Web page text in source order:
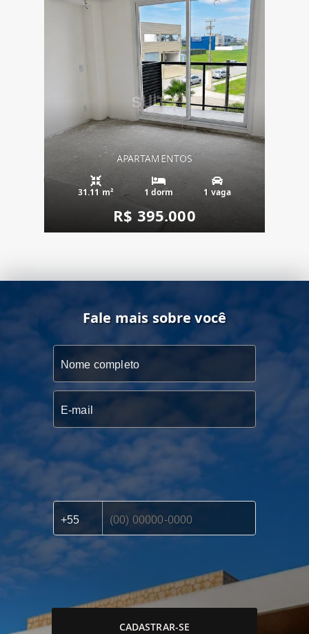
APARTAMENTOS
31.11 m² 1 dorm 1 vaga
R$ 395.000
Fale mais sobre você
CADASTRAR-SE